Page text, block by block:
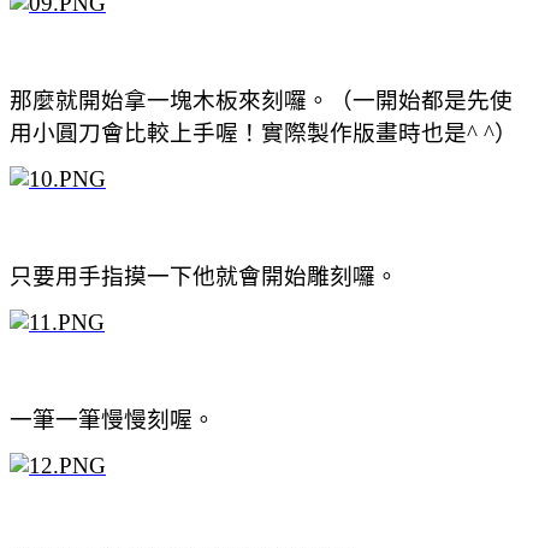
那麼就開始拿一塊木板來刻囉。（一開始都是先使
用小圓刀會比較上手喔！實際製作版畫時也是^ ^）
只要用手指摸一下他就會開始雕刻囉。
一筆一筆慢慢刻喔。